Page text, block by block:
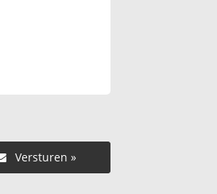
Versturen »